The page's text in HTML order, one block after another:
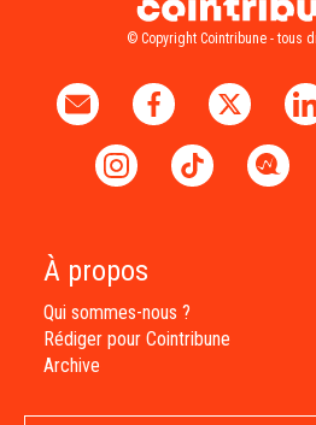
© Copyright Cointribune - tous
À propos
Qui sommes-nous ?
Rédiger pour Cointribune
Archive